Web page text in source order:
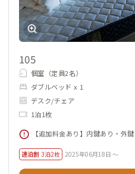
105
個室（定員2名）
ダブルベッド x 1
デスク/チェア
1泊1枚
【追加料金あり】内鍵あり・外鍵
連泊割 3泊2枚 2025年06月18日 ～